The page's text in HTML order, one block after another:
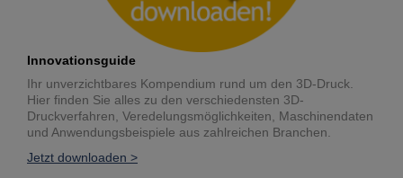
Innovationsguide
Ihr unverzichtbares Kompendium rund um den 3D-Druck.
Hier finden Sie alles zu den verschiedensten 3D-
Druckverfahren, Veredelungsmöglichkeiten, Maschinendaten
und Anwendungsbeispiele aus zahlreichen Branchen.
Jetzt downloaden >